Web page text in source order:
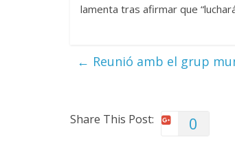
lamenta tras afirmar que
← Reunió amb el grup
Share This Post: 0